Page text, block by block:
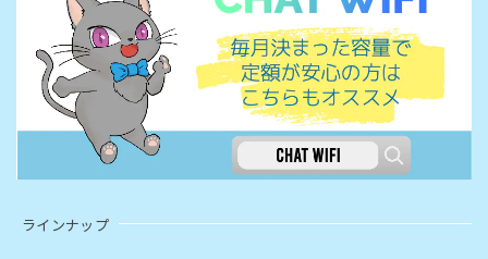
ラインナップ